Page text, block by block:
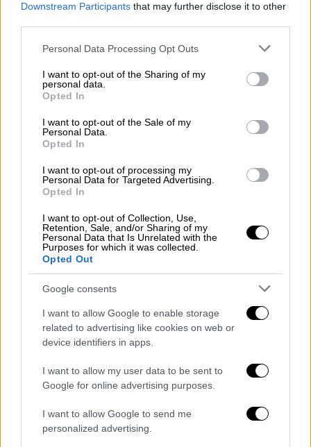
Downstream Participants that may further disclose it to other
Please note that this website/app uses one or more Google
not limited to your visit or usage behaviour. You may click to
grant or deny consent to Google and its third-party tags to
use your data for below specified purposes in below Google
consent section.
Personal Data Processing Opt Outs
I want to opt-out of the Sharing of my
personal data.
Opted In
I want to opt-out of the Sale of my
Personal Data.
Opted In
I want to opt-out of processing my
Personal Data for Targeted Advertising.
Opted In
I want to opt-out of Collection, Use,
Retention, Sale, and/or Sharing of my
Personal Data that Is Unrelated with the
Purposes for which it was collected.
Opted Out
Google consents
I want to allow Google to enable storage
related to advertising like cookies on web or
device identifiers in apps.
I want to allow my user data to be sent to
Google for online advertising purposes.
I want to allow Google to send me
personalized advertising.
Ελλάδα|23.06.2026 07:10
Τα πρωτοσέλιδα των εφημερίδων την
Τρίτη 23 Ιουνίου
Τι γράφει ο Τύπος σήμερα